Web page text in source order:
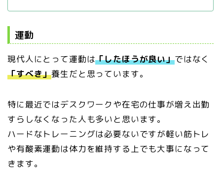
運動
現代人にとって運動は「したほうが良い」ではなく
「すべき」養生だと思っています。
特に最近ではデスクワークや在宅の仕事が増え出勤
すらしなくなった人も多いと思います。
ハードなトレーニングは必要ないですが軽い筋トレ
や有酸素運動は体力を維持する上でも大事になって
きます。